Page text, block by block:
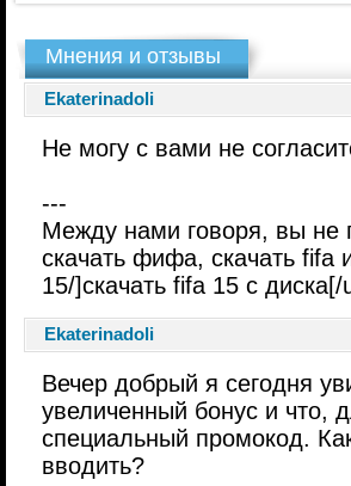
Мнения и отзывы
Ekaterinadoli
Не могу с вами не
---
Между нами говоря, вы не
скачать фифа, скачать
15/]скачать fifa 15 с диска[/
Ekaterinadoli
Вечер добрый я сегодня
увеличенный бонус и что,
специальный промокод.
вводить?